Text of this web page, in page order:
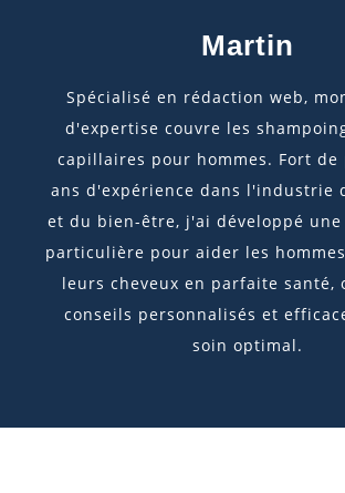
Martin
Spécialisé en rédaction web,
d'expertise couvre les
capillaires pour hommes. Fort de
ans d'expérience dans l'industrie
et du bien-être, j'ai développé une
particulière pour aider les
leurs cheveux en parfaite santé,
conseils personnalisés et
soin optimal.